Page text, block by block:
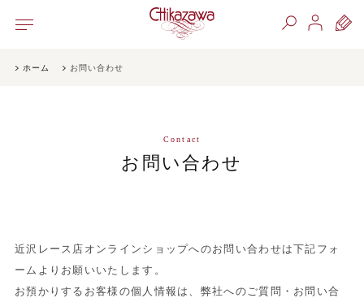
ホーム お問い合わせ
Contact
お問い合わせ
近沢レース店オンラインショップへのお問い合わせは下記フォ
ームよりお願いいたします。
お預かりするお客様の個人情報は、弊社へのご質問・お問い合